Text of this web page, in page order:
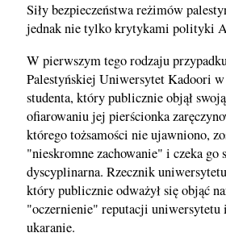
Siły bezpieczeństwa reżimów
jednak nie tylko krytykami polityki
W pierwszym tego rodzaju
Palestyńskiej Uniwersytet Kadoori
studenta, który publicznie objął
ofiarowaniu jej pierścionka
którego tożsamości nie ujawniono,
"nieskromne zachowanie" i czeka go
dyscyplinarna. Rzecznik uniwersytetu
który publicznie odważył się objąć
"oczernienie" reputacji uniwersytetu
ukaranie.